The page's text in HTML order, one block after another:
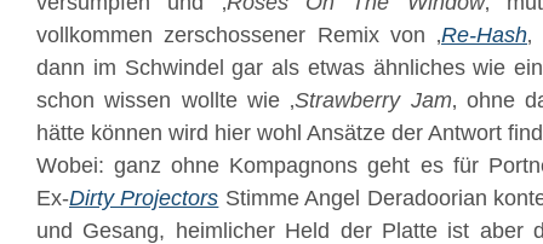
vollkommen zerschossener Remix von ‚Re-Hash
dann im Schwindel gar als etwas ähnliches wie
schon wissen wollte wie ‚Strawberry Jam‚ ohne
hätte können wird hier wohl Ansätze der Antwort
Wobei: ganz ohne Kompagnons geht es für
Ex-Dirty Projectors Stimme Angel Deradoorian
und Gesang, heimlicher Held der Platte ist aber